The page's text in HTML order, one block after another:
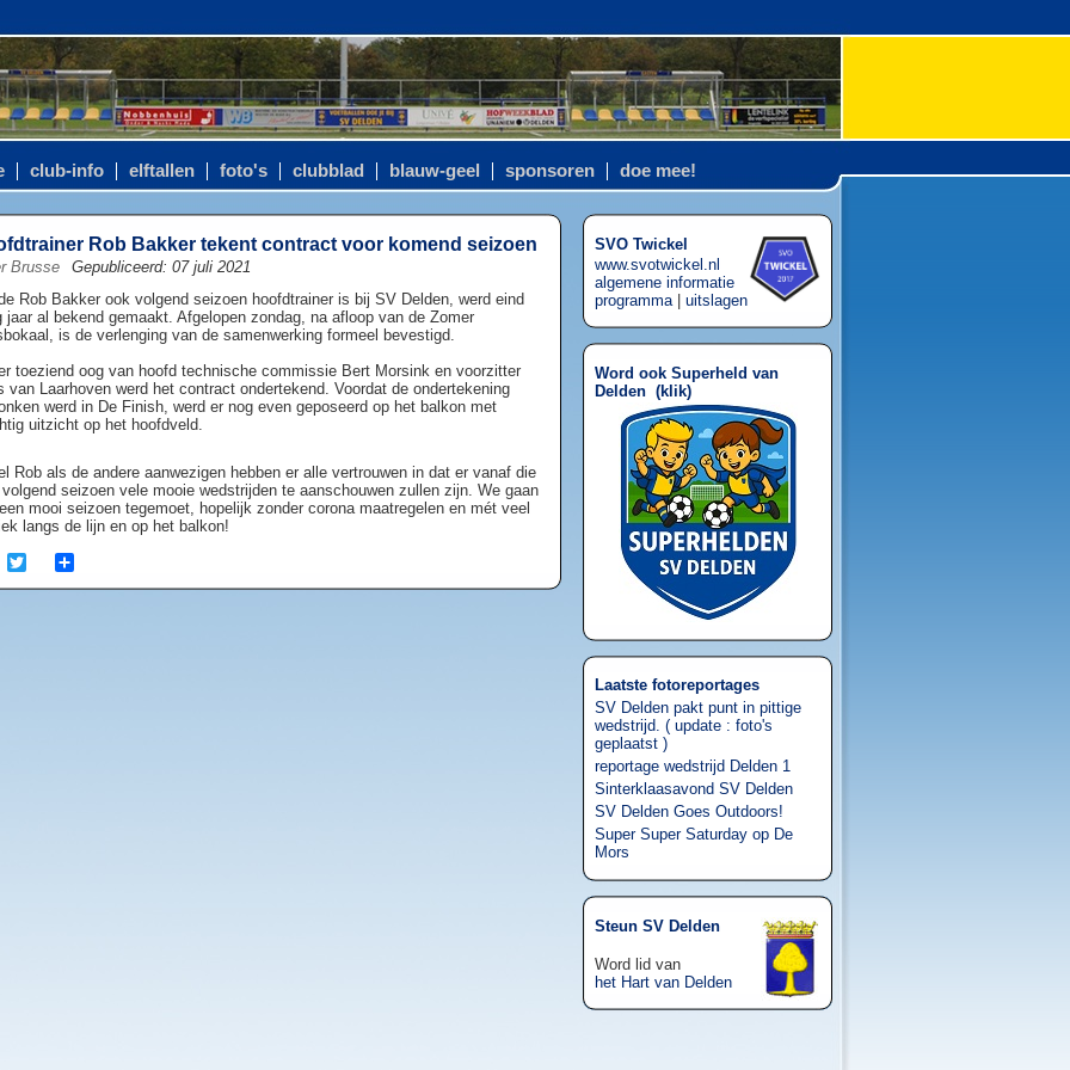
club-info elftallen foto's clubblad blauw-geel sponsoren doe mee!
Rob Bakker tekent contract voor komend seizoen
Brusse
Gepubliceerd: 07 juli 2021
Rob Bakker ook volgend seizoen hoofdtrainer is bij SV Delden, werd eind
jaar al bekend gemaakt. Afgelopen zondag, na afloop van de Zomer
is de verlenging van de samenwerking formeel bevestigd.
toeziend oog van hoofd technische commissie Bert Morsink en voorzitter
van Laarhoven werd het contract ondertekend. Voordat de ondertekening
werd in De Finish, werd er nog even geposeerd op het balkon met
uitzicht op het hoofdveld.
Rob als de andere aanwezigen hebben er alle vertrouwen in dat er vanaf die
seizoen vele mooie wedstrijden te aanschouwen zullen zijn. We gaan
mooi seizoen tegemoet, hopelijk zonder corona maatregelen en mét veel
langs de lijn en op het balkon!
SVO Twickel
www.svotwickel.nl
algemene informatie
programma| uitslagen
Word ook Superheld van
Delden (klik)
Laatste fotoreportages
SV Delden pakt punt in pittige
wedstrijd. ( update : foto's
geplaatst )
reportage wedstrijd Delden 1
Sinterklaasavond SV Delden
SV Delden Goes Outdoors!
Super Super Saturday op De
Mors
Steun SV Delden
Word lid van
het Hart van Delden